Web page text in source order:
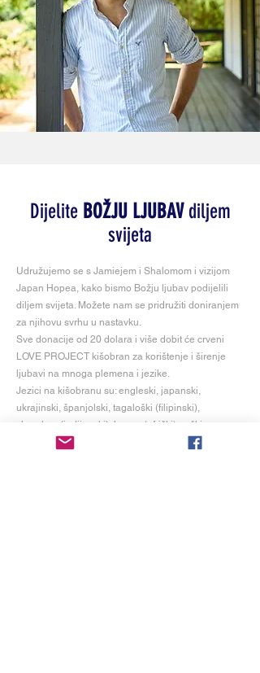
DijeliteBOŽJU LJUBAV diljem
svijeta
Udružujemo se s Jamiejem i Shalomom i vizijom
Japan Hopea, kako bismo Božju ljubav podijelili
diljem svijeta. Možete nam se pridružiti doniranjem
za njihovu svrhu u nastavku.
Sve donacije od 20 dolara i više dobit će crveni
LOVE PROJECT kišobran za korištenje i širenje
ljubavi na mnoga plemena i jezike.
Jezici na kišobranu su: engleski, japanski,
ukrajinski, španjolski, tagaloški (filipinski),
cherokee (indijanski), hausa (afrički), grčki,